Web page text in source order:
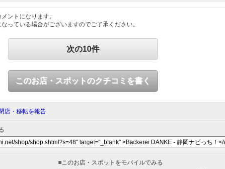
ントになります。
っている場合がございますのでご了承ください。
次の10件
このお店・スポットのクチコミを書く
店・移転を報告
■このお店・スポットをモバイルでみる